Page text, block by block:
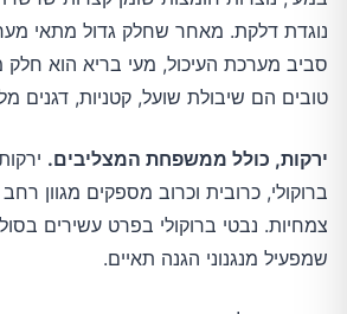
נוגדת דלקת. מאחר שחלק גדול מתאי
סביב מערכת העיכול, מעי בריא הוא חלק
טובים הם שיבולת שועל, קטניות, דגנים
ירקות, כולל ממשפחת המצליבים.
ברוקולי, כרובית וכרוב מספקים מגוון
צמחיות. נבטי ברוקולי בפרט עשירים
שמפעיל מנגנוני הגנה תאיים.